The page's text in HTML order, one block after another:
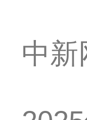
中新